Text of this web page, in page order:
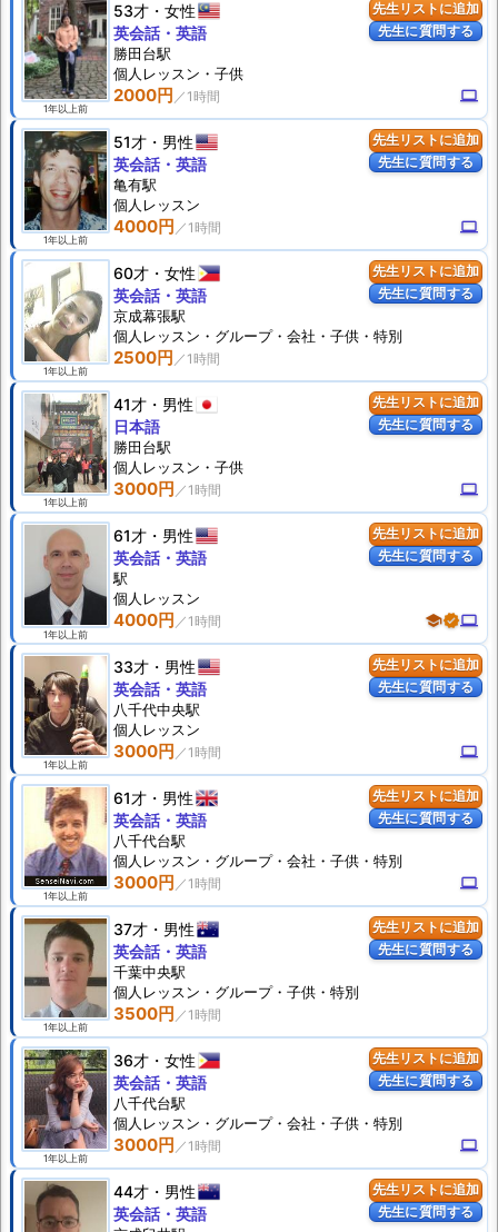
先生リストに追加
先生に質問する
1年以上前
53才 女性
2000円 computer
英会話・英語
勝田台駅
個人 レッスン ・子供
先生リストに追加
先生に質問する
1年以上前
51才 男性
4000円 computer
英会話・英語
亀有駅
個人 レッスン
先生リストに追加
先生に質問する
1年以上前
60才 女性
2500円
英会話・英語
京成幕張駅
個人 レッスン ・グループ・会社・子供・特別
先生リストに追加
先生に質問する
1年以上前
41才 男性
3000円 computer
日本語
勝田台駅
個人 レッスン ・子供
先生リストに追加
先生に質問する
1年以上前
61才 男性
4000円 schoolverifiedcomputer
英会話・英語
駅
個人 レッスン
先生リストに追加
先生に質問する
1年以上前
33才 男性
3000円 computer
英会話・英語
八千代中央駅
個人 レッスン
先生リストに追加
先生に質問する
1年以上前
61才 男性
3000円 computer
英会話・英語
八千代台駅
個人 レッスン ・グループ・会社・子供・特別
先生リストに追加
先生に質問する
1年以上前
37才 男性
3500円
英会話・英語
千葉中央駅
個人 レッスン ・グループ・子供・特別
先生リストに追加
先生に質問する
1年以上前
36才 女性
3000円 computer
英会話・英語
八千代台駅
個人 レッスン ・グループ・会社・子供・特別
先生リストに追加
先生に質問する
44才
男性
英会話・英語